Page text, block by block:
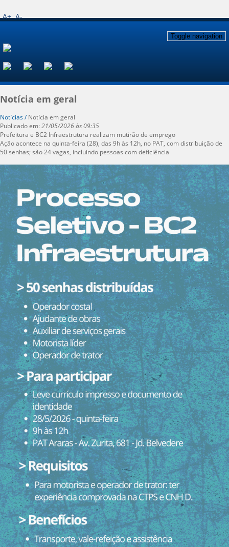
A+ A-
Toggle navigation
Notícia em geral
Notícias /Notícia em geral
Publicado em:21/05/2026 às 09:35
Prefeitura e BC2 Infraestrutura realizam mutirão de emprego
Ação acontece na quinta-feira (28), das 9h às 12h, no PAT, com distribuição de
50 senhas; são 24 vagas, incluindo pessoas com deficiência